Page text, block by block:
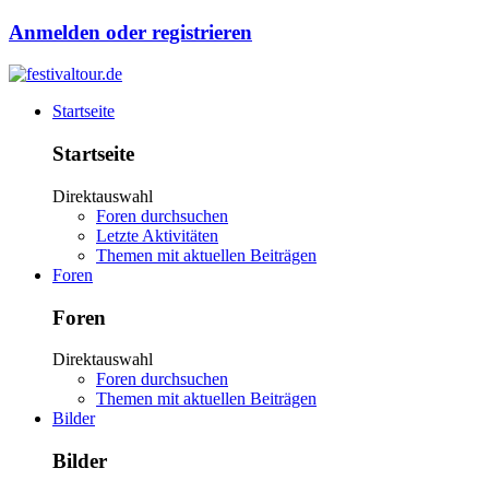
Anmelden oder registrieren
Startseite
Startseite
Direktauswahl
Foren durchsuchen
Letzte Aktivitäten
Themen mit aktuellen Beiträgen
Foren
Foren
Direktauswahl
Foren durchsuchen
Themen mit aktuellen Beiträgen
Bilder
Bilder